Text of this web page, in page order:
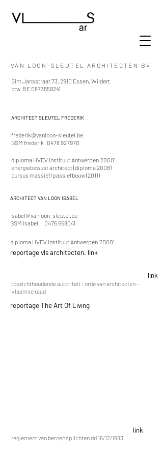
VAN LOON-SLEUTEL ARCHITECTEN BV
Sint Jansstraat 73, 2910 Essen, Wildert
btw BE 0873859241
ARCHITECT SLEUTEL FREDERIK
frederik@vanloon-sleutel.be
GSM frederik 0478 927970
diploma HVDV instituut Antwerpen '2000'
energiebewust architect (diploma 2008)
cursus massief/passiefbouw (2011)
ARCHITECT VAN LOON ISABEL
isabel@vanloon-sleutel.be
GSM isabel 0476 658041
diploma HVDV instituut Antwerpen '2000'
reportage vls architecten. link
link
toezichthoudende autoriteit : orde van architecten -
Vlaamse raad
reportage The Art Of Living
link
reglement van beroepsplichten dd 16/12/1983